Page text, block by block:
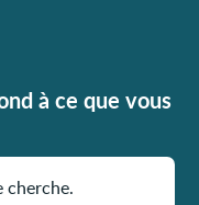
à ce que vous
cherche.